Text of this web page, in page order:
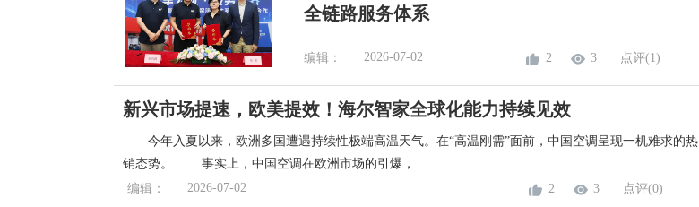
全链路服务体系
编辑： 2026-07-02 2 3 点评(1)
新兴市场提速，欧美提效！海尔智家全球化能力持续见效
今年入夏以来，欧洲多国遭遇持续性极端高温天气。在“高温刚需”面前，中国空调呈现一机难求的热
销态势。 事实上，中国空调在欧洲市场的引爆，
编辑：
2026-07-02 2 3 点评(0)